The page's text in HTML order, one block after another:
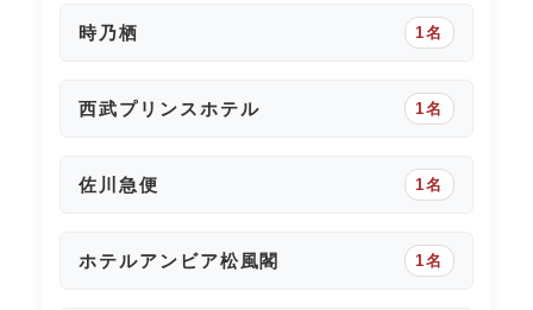
時乃栖 1名
西武プリンスホテル 1名
佐川急便 1名
ホテルアンビア松風閣 1名